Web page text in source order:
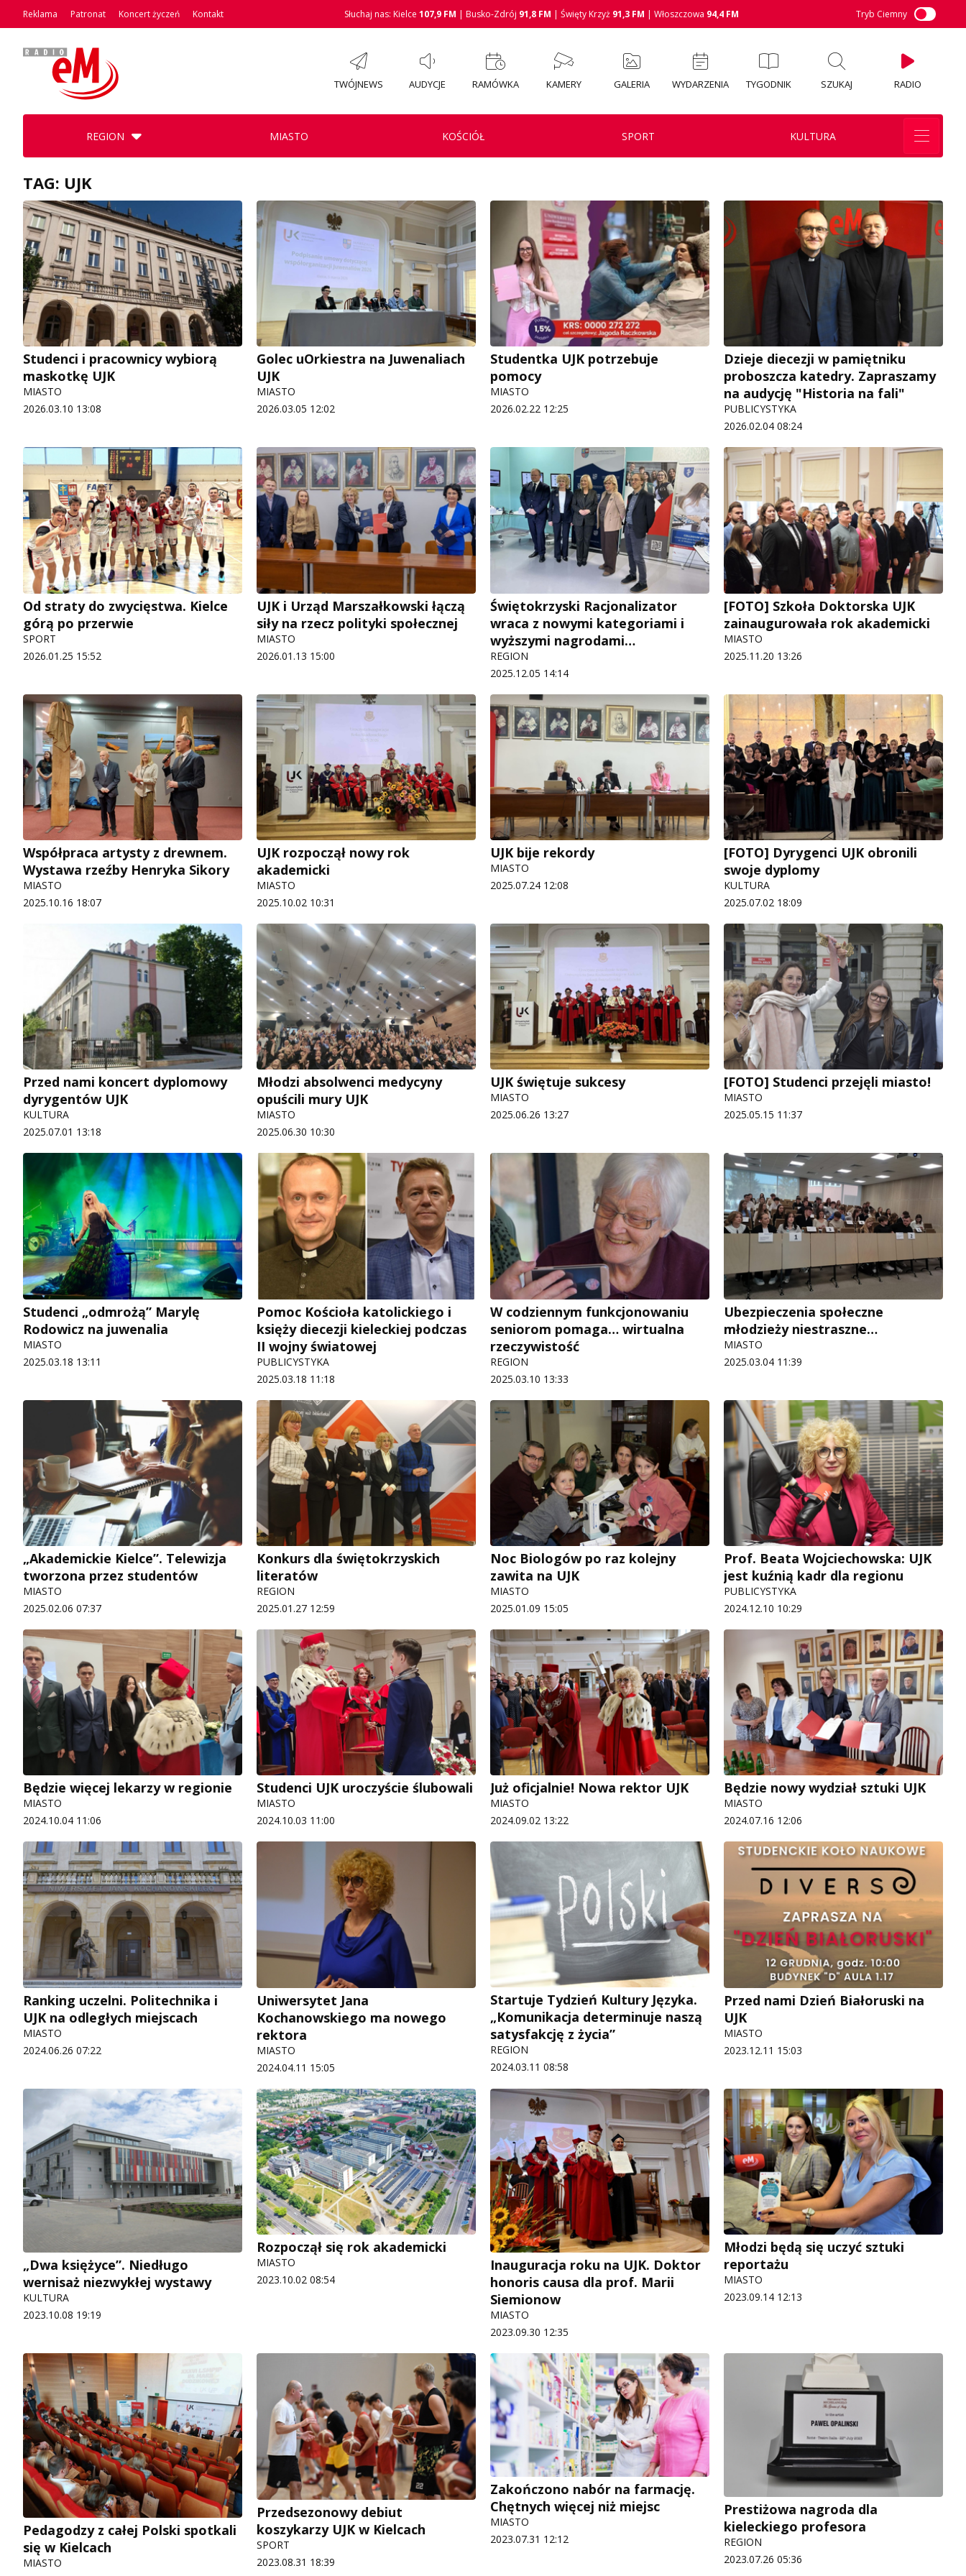
Reklama Patronat Koncert życzeń Kontakt Słuchaj nas: Kielce 107,9 FM | Busko-Zdrój 91,8 FM | Święty Krzyż 91,3 FM | Włoszczowa 94,4 FM Tryb Ciemny
TWÓJNEWS AUDYCJE RAMÓWKA KAMERY GALERIA WYDARZENIA TYGODNIK SZUKAJ RADIO
REGION MIASTO KOŚCIÓŁ SPORT KULTURA
TAG: UJK
Studenci i pracownicy wybiorą
maskotkę UJK
MIASTO
2026.03.10 13:08
Golec uOrkiestra na Juwenaliach
UJK
MIASTO
2026.03.05 12:02
Studentka UJK potrzebuje
pomocy
MIASTO
2026.02.22 12:25
Dzieje diecezji w pamiętniku
proboszcza katedry. Zapraszamy
na audycję "Historia na fali"
PUBLICYSTYKA
2026.02.04 08:24
Od straty do zwycięstwa. Kielce
górą po przerwie
SPORT
2026.01.25 15:52
UJK i Urząd Marszałkowski łączą
siły na rzecz polityki społecznej
MIASTO
2026.01.13 15:00
Świętokrzyski Racjonalizator
wraca z nowymi kategoriami i
wyższymi nagrodami…
REGION
2025.12.05 14:14
[FOTO] Szkoła Doktorska UJK
zainaugurowała rok akademicki
MIASTO
2025.11.20 13:26
Współpraca artysty z drewnem.
Wystawa rzeźby Henryka Sikory
MIASTO
2025.10.16 18:07
UJK rozpoczął nowy rok
akademicki
MIASTO
2025.10.02 10:31
UJK bije rekordy
MIASTO
2025.07.24 12:08
[FOTO] Dyrygenci UJK obronili
swoje dyplomy
KULTURA
2025.07.02 18:09
Przed nami koncert dyplomowy
dyrygentów UJK
KULTURA
2025.07.01 13:18
Młodzi absolwenci medycyny
opuścili mury UJK
MIASTO
2025.06.30 10:30
UJK świętuje sukcesy
MIASTO
2025.06.26 13:27
[FOTO] Studenci przejęli miasto!
MIASTO
2025.05.15 11:37
Studenci „odmrożą” Marylę
Rodowicz na juwenalia
MIASTO
2025.03.18 13:11
Pomoc Kościoła katolickiego i
księży diecezji kieleckiej podczas
II wojny światowej
PUBLICYSTYKA
2025.03.18 11:18
W codziennym funkcjonowaniu
seniorom pomaga… wirtualna
rzeczywistość
REGION
2025.03.10 13:33
Ubezpieczenia społeczne
młodzieży niestraszne…
MIASTO
2025.03.04 11:39
„Akademickie Kielce”. Telewizja
tworzona przez studentów
MIASTO
2025.02.06 07:37
Konkurs dla świętokrzyskich
literatów
REGION
2025.01.27 12:59
Noc Biologów po raz kolejny
zawita na UJK
MIASTO
2025.01.09 15:05
Prof. Beata Wojciechowska: UJK
jest kuźnią kadr dla regionu
PUBLICYSTYKA
2024.12.10 10:29
Będzie więcej lekarzy w regionie
MIASTO
2024.10.04 11:06
Studenci UJK uroczyście ślubowali
MIASTO
2024.10.03 11:00
Już oficjalnie! Nowa rektor UJK
MIASTO
2024.09.02 13:22
Będzie nowy wydział sztuki UJK
MIASTO
2024.07.16 12:06
Ranking uczelni. Politechnika i
UJK na odległych miejscach
MIASTO
2024.06.26 07:22
Uniwersytet Jana
Kochanowskiego ma nowego
rektora
MIASTO
2024.04.11 15:05
Startuje Tydzień Kultury Języka.
„Komunikacja determinuje naszą
satysfakcję z życia”
REGION
2024.03.11 08:58
Przed nami Dzień Białoruski na
UJK
MIASTO
2023.12.11 15:03
„Dwa księżyce”. Niedługo
wernisaż niezwykłej wystawy
KULTURA
2023.10.08 19:19
Rozpoczął się rok akademicki
MIASTO
2023.10.02 08:54
Inauguracja roku na UJK. Doktor
honoris causa dla prof. Marii
Siemionow
MIASTO
2023.09.30 12:35
Młodzi będą się uczyć sztuki
reportażu
MIASTO
2023.09.14 12:13
Pedagodzy z całej Polski spotkali
się w Kielcach
MIASTO
Przedsezonowy debiut
koszykarzy UJK w Kielcach
SPORT
2023.08.31 18:39
Zakończono nabór na farmację.
Chętnych więcej niż miejsc
MIASTO
2023.07.31 12:12
Prestiżowa nagroda dla
kieleckiego profesora
REGION
2023.07.26 05:36